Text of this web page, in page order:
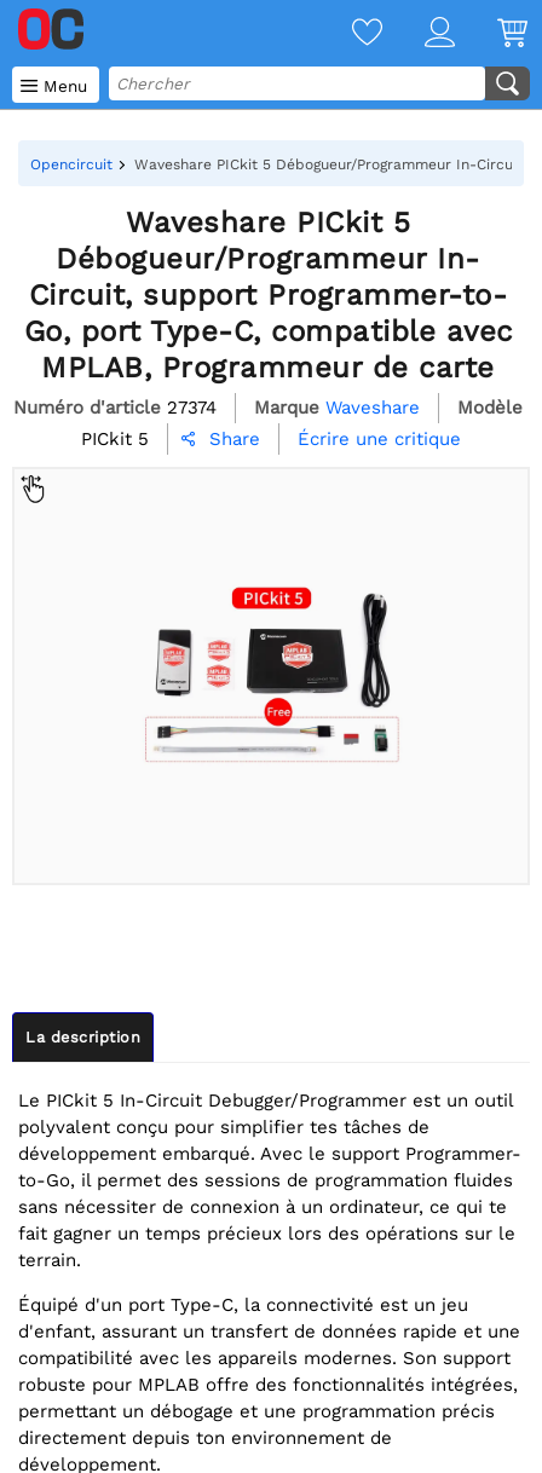
 Menu
Opencircuit Waveshare PICkit 5 Débogueur/Programmeur In-
Waveshare PICkit 5
Débogueur/Programmeur In-
Circuit, support Programmer-to-
Go, port Type-C, compatible avec
MPLAB, Programmeur de carte
Numéro d'article 27374 Marque Waveshare
Modèle
PICkit 5
 Share Écrire une critique
La description
Le PICkit 5 In-Circuit Debugger/Programmer est un outil
polyvalent conçu pour simplifier tes tâches de
développement embarqué. Avec le support Programmer-
to-Go, il permet des sessions de programmation fluides
sans nécessiter de connexion à un ordinateur, ce qui te
fait gagner un temps précieux lors des opérations sur le
terrain.
Équipé d'un port Type-C, la connectivité est un jeu
d'enfant, assurant un transfert de données rapide et une
compatibilité avec les appareils modernes. Son support
robuste pour MPLAB offre des fonctionnalités intégrées,
permettant un débogage et une programmation précis
directement depuis ton environnement de
développement.